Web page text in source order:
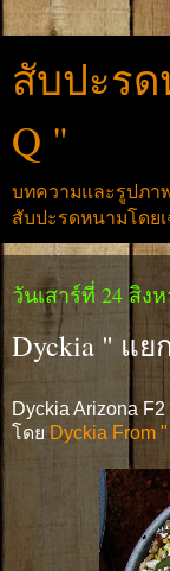
สับปะรด
Q "
บทความและรูปภา
สับปะรดหนามโดยเ
วันเสาร์ที่ 24 สิง
Dyckia " แ
Dyckia Arizona
โดยDyckia From "